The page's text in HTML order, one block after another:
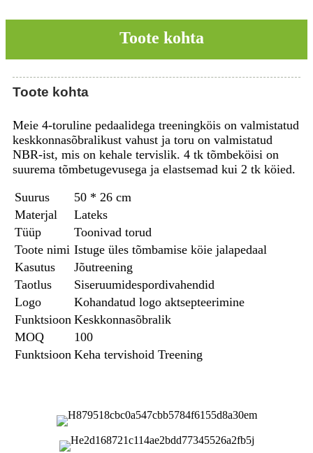
Toote kohta
Toote kohta
Meie 4-toruline pedaalidega treeningköis on valmistatud
keskkonnasõbralikust vahust ja toru on valmistatud
NBR-ist, mis on kehale tervislik. 4 tk tõmbeköisi on
suurema tõmbetugevusega ja elastsemad kui 2 tk köied.
Suurus
50 * 26 cm
Materjal
Lateks
Tüüp
Toonivad torud
Toote nimi Istuge üles tõmbamise köie jalapedaal
Kasutus
Jõutreening
Taotlus
Siseruumidespordivahendid
Logo
Kohandatud logo aktsepteerimine
Funktsioon Keskkonnasõbralik
MOQ
100
Funktsioon Keha tervishoid Treening